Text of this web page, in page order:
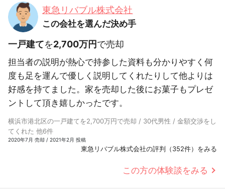
東急リバブル株式会社
この会社を選んだ決め手
一戸建てを2,700万円で売却
担当者の説明が熱心で持参した資料も分かりやすく何
度も足を運んで優しく説明してくれたりして他よりは
好感を持てました。家を売却した後にお菓子もプレゼ
ントして頂き嬉しかったです。
横浜市港北区の一戸建てを2,700万円で売却 / 30代男性 / 金額交渉をし
てくれた 他6件
2020年7月 売却 / 2021年2月 投稿
東急リバブル株式会社の評判（352件）をみる
この方の体験談をみる